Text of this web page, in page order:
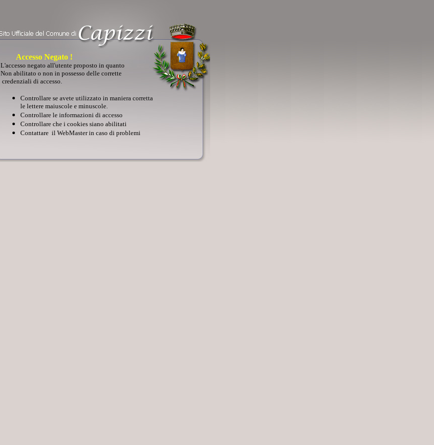
Accesso Negato !
L'accesso negato all'utente proposto in quanto
Non abilitato o non in possesso delle corrette
credenziali di accesso.
Controllare se avete utilizzato in maniera corretta
le lettere maiuscole e minuscole.
Controllare le informazioni di accesso
Controllare che i cookies siano abilitati
Contattare il WebMasterin caso di problemi